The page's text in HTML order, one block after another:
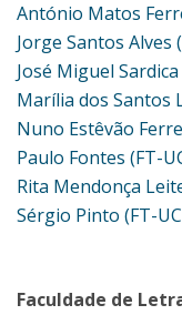
António Matos
Jorge Santos Alves
José Miguel Sardica
Marília dos Santos
Nuno Estêvão
Paulo Fontes (FT-
Rita Mendonça
Sérgio Pinto (FT-
Faculdade de